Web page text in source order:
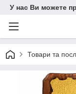
У нас Ви можете
Товари та